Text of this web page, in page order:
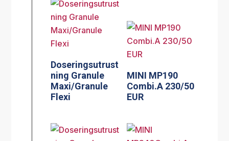
Doseringsutrust
ning Granule
Maxi/Granule
Flexi
MINI MP190
Combi.A 230/50
EUR